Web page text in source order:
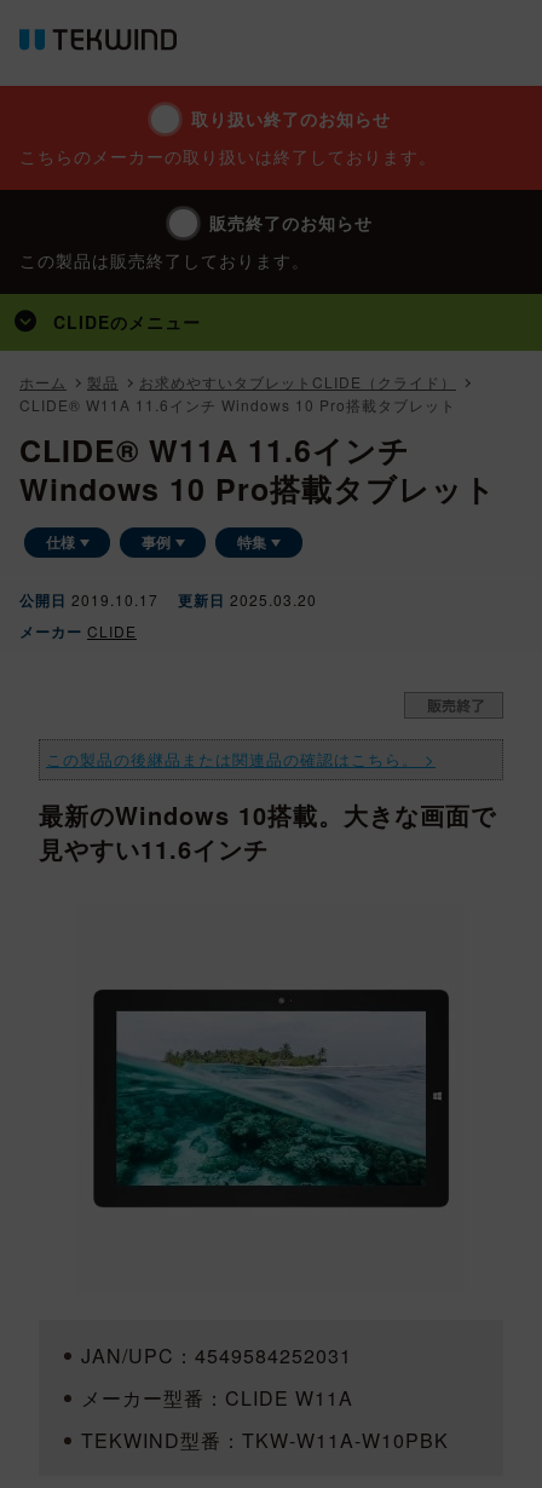
取り扱い終了のお知らせ
こちらのメーカーの取り扱いは終了しております。
販売終了のお知らせ
この製品は販売終了しております。
CLIDEのメニュー
トップ
製品
事例
特集
メディア掲載
ホーム 製品
お求めやすいタブレットCLIDE（クライド）
CLIDE® W11A 11.6インチ Windows 10 Pro搭載タブレット
CLIDE® W11A 11.6インチ
Windows 10 Pro搭載タブレット
仕様 事例 特集
公開日 2019.10.17 更新日 2025.03.20
メーカー CLIDE
この製品の後継品または関連品の確認はこちら。 >
最新のWindows 10搭載。大きな画面で
見やすい11.6インチ
JAN/UPC：4549584252031
メーカー型番：CLIDE W11A
TEKWIND型番：TKW-W11A-W10PBK